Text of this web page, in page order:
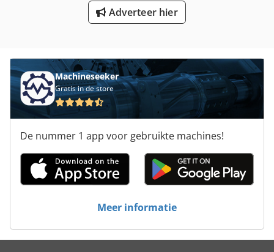
Reiniging Van Gebouwen
Reinigings- En Ontsmettingswerkzaamheden Machine
Reserve Onderdelen
Riemen Voor Machines
Voertuigen
Adverteer hier
Machineseeker
Gratis in de store
De nummer 1 app voor gebruikte machines!
Meer informatie